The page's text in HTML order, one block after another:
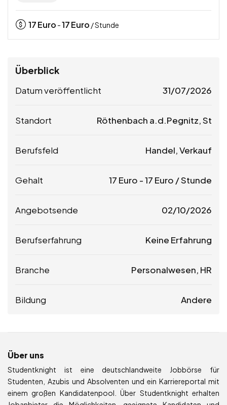
17Euro -17Euro / Stunde
Überblick
Datum veröffentlicht 31/07/2026
Standort Röthenbach a.d.Pegnitz, St
Berufsfeld Handel, Verkauf
Gehalt 17 Euro -17 Euro / Stunde
Angebotsende 02/10/2026
Berufserfahrung Keine Erfahrung
Branche Personalwesen, HR
Bildung Andere
Über uns
Studentknight ist eine deutschlandweite Jobbörse für
Studenten, Azubis und Absolventen und ein Karriereportal mit
einem großen Kandidatenpool. Über Studentknight erhalten